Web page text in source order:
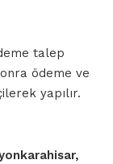
talep
ödeme ve
yapılır.